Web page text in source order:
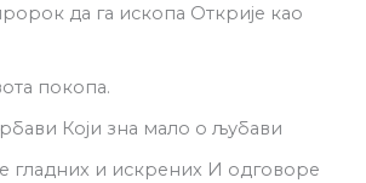
да га ископа Открије као
покопа.
Који зна мало о љубави
гладних и искрених И одговоре